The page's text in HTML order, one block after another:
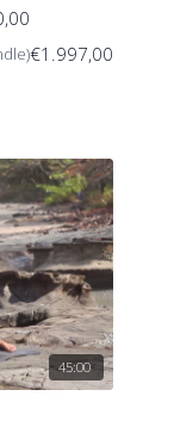
€1.997,00
45:00